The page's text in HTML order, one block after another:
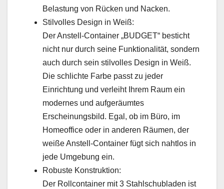
Belastung von Rücken und Nacken.
Stilvolles Design in Weiß:
Der Anstell-Container „BUDGET“ besticht
nicht nur durch seine Funktionalität, sondern
auch durch sein stilvolles Design in Weiß.
Die schlichte Farbe passt zu jeder
Einrichtung und verleiht Ihrem Raum ein
modernes und aufgeräumtes
Erscheinungsbild. Egal, ob im Büro, im
Homeoffice oder in anderen Räumen, der
weiße Anstell-Container fügt sich nahtlos in
jede Umgebung ein.
Robuste Konstruktion:
Der Rollcontainer mit 3 Stahlschubladen ist